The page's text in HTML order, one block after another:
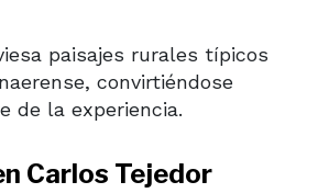
paisajes rurales típicos
convirtiéndose
de la experiencia.
Carlos Tejedor